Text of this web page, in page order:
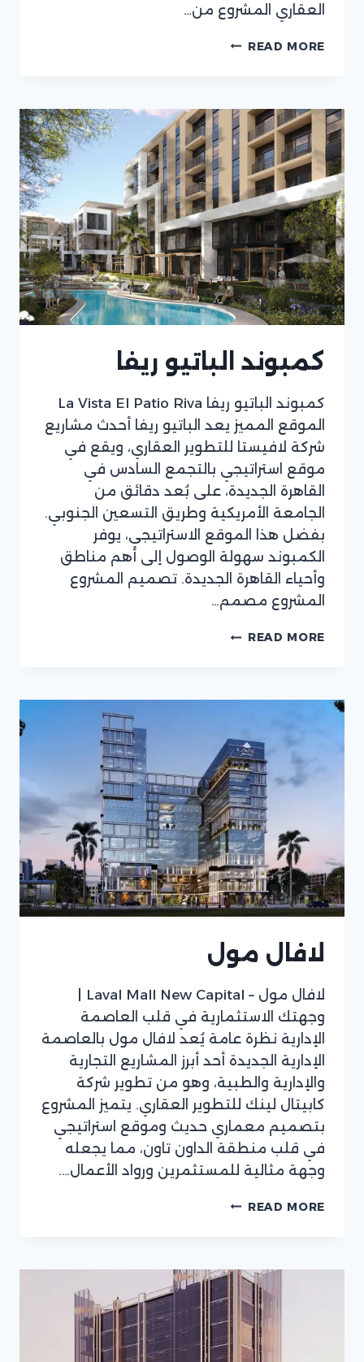
العقاري المشروع من…
READ MORE كمبوند
REVERTOWN
NEW
CAIRO
كمبوند الباتيو ريفا
كمبوند الباتيو ريفا La Vista El Patio Riva
الموقع المميز يعد الباتيو ريفا أحدث مشاريع
شركة لافيستا للتطوير العقاري، ويقع في
موقع استراتيجي بالتجمع السادس في
القاهرة الجديدة، على بُعد دقائق من
الجامعة الأمريكية وطريق التسعين الجنوبي.
بفضل هذا الموقع الاستراتيجي، يوفر
الكمبوند سهولة الوصول إلى أهم مناطق
وأحياء القاهرة الجديدة. تصميم المشروع
المشروع مصمم…
READ MORE كمبوند
لافال مول
وجهتك الاستثمارية في قلب العاصمة
الإدارية نظرة عامة يُعد لافال مول بالعاصمة
الإدارية الجديدة أحد أبرز المشاريع التجارية
والإدارية والطبية، وهو من تطوير شركة
كابيتال لينك للتطوير العقاري. يتميز المشروع
بتصميم معماري حديث وموقع استراتيجي
في قلب منطقة الداون تاون، مما يجعله
وجهة مثالية للمستثمرين ورواد الأعمال….
READ MORE لافال